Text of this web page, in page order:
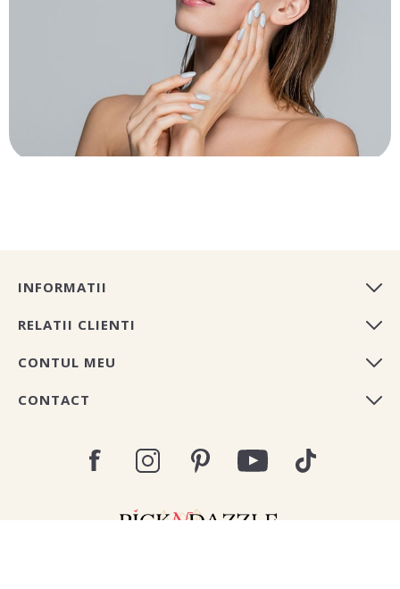
INFORMATII
RELATII CLIENTI
CONTUL MEU
CONTACT